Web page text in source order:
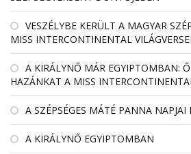
VESZÉLYBE KERÜLT A MAGYAR
MISS INTERCONTINENTAL
A KIRÁLYNŐ MÁR EGYIPTOMBAN: Ő
HAZÁNKAT A MISS
A SZÉPSÉGES MÁTÉ PANNA
A KIRÁLYNŐ EGYIPTOMBAN